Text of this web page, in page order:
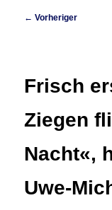
Beitragsnavigation
← Vorheriger
Frisch
Ziegen
Nacht«,
Uwe-